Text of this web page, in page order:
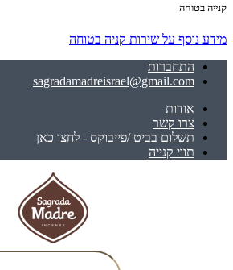
קנייה בטוחה
מידע נוסף על שירות קניה בטוחה
התחברות
sagradamadreisrael@gmail.com
אודות
צרו קשר
תשלום בביט /פייבוקס - לחצו כאן
תווי קנייה